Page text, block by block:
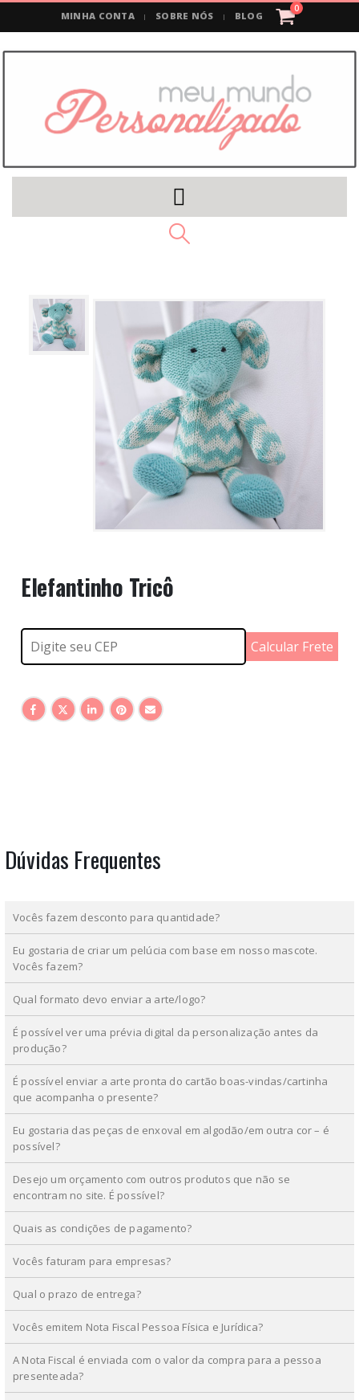
MINHA CONTA SOBRE NÓS BLOG
0
Elefantinho Tricô
Calcular Frete
Dúvidas Frequentes
Vocês fazem desconto para quantidade?
Eu gostaria de criar um pelúcia com base em nosso mascote.
Vocês fazem?
Qual formato devo enviar a arte/logo?
É possível ver uma prévia digital da personalização antes da
produção?
É possível enviar a arte pronta do cartão boas-vindas/cartinha
que acompanha o presente?
Eu gostaria das peças de enxoval em algodão/em outra cor – é
possível?
Desejo um orçamento com outros produtos que não se
encontram no site. É possível?
Quais as condições de pagamento?
Vocês faturam para empresas?
Qual o prazo de entrega?
Vocês emitem Nota Fiscal Pessoa Física e Jurídica?
A Nota Fiscal é enviada com o valor da compra para a pessoa
presenteada?